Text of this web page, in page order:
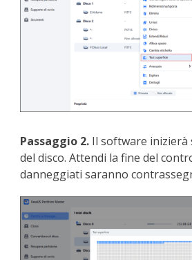
Passaggio 2. Il software
del disco. Attendi la fine del
danneggiati saranno